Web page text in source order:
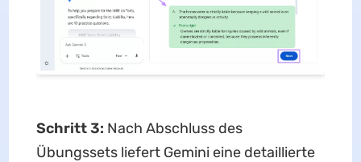
Schritt 3: Nach Abschluss des
Übungssets liefert Gemini eine detaillierte